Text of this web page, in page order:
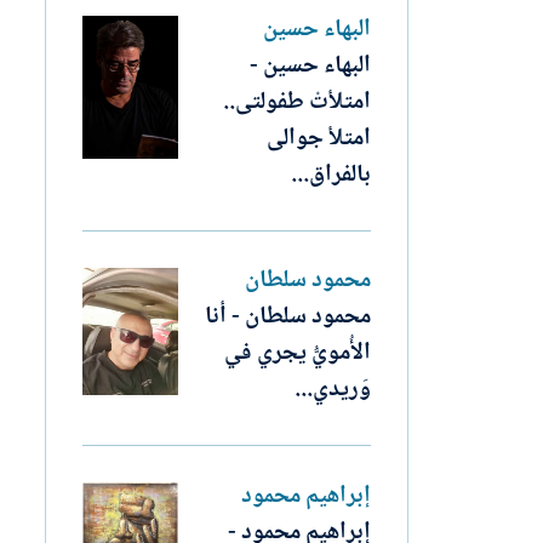
البهاء حسين
البهاء حسين -
امتلأتْ طفولتى..
امتلأ جوالى
بالفراق...
محمود سلطان
محمود سلطان - أنا
الأُمويُّ يجري في
وَريدي...
إبراهيم محمود
إبراهيم محمود -